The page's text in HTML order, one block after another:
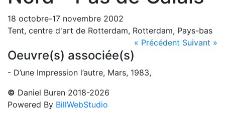
18 octobre-17 novembre 2002
Tent, centre d'art de Rotterdam, Rotterdam, Pays-bas
« Précédent Suivant »
Oeuvre(s) associée(s)
- D’une Impression l’autre, Mars, 1983,
© Daniel Buren 2018-2026
Powered By BillWebStudio